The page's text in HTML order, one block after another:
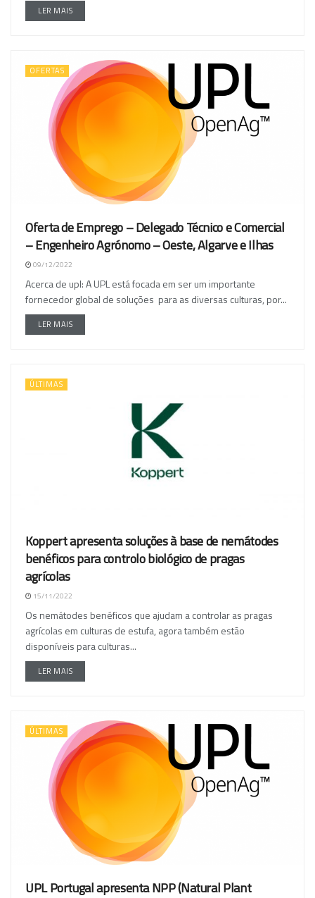
LER MAIS
OFERTAS
Oferta de Emprego – Delegado Técnico e Comercial
– Engenheiro Agrónomo – Oeste, Algarve e Ilhas
09/12/2022
Acerca de upl: A UPL está focada em ser um importante
fornecedor global de soluções para as diversas culturas, por...
LER MAIS
ÚLTIMAS
Koppert apresenta soluções à base de nemátodes
benéficos para controlo biológico de pragas
agrícolas
15/11/2022
Os nemátodes benéficos que ajudam a controlar as pragas
agrícolas em culturas de estufa, agora também estão
disponíveis para culturas...
LER MAIS
ÚLTIMAS
UPL Portugal apresenta NPP (Natural Plant